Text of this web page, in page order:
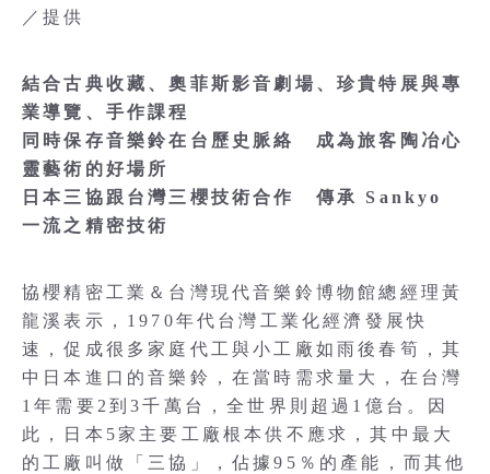
／提供
結合古典收藏、奧菲斯影音劇場、珍貴特展與專
業導覽、手作課程
同時保存音樂鈴在台歷史脈絡 成為旅客陶冶心
靈藝術的好場所
日本三協跟台灣三櫻技術合作 傳承 Sankyo
一流之精密技術
協櫻精密工業＆台灣現代音樂鈴博物館總經理黃
龍溪表示，1970年代台灣工業化經濟發展快
速，促成很多家庭代工與小工廠如雨後春筍，其
中日本進口的音樂鈴，在當時需求量大，在台灣
1年需要2到3千萬台，全世界則超過1億台。因
此，日本5家主要工廠根本供不應求，其中最大
的工廠叫做「三協」，佔據95％的產能，而其他